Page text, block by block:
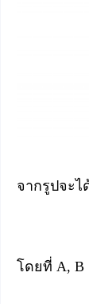
จากรูปจะไ
โดยที่ A, B